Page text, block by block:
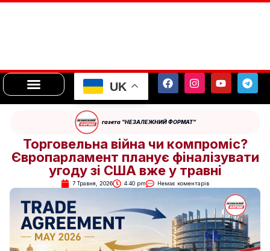
UK
газета "НЕЗАЛЕЖНИЙ ФОРМАТ"
Торговельна війна чи компроміс?
Європарламент планує фіналізувати
угоду зі США вже у травні
7 Травня, 2026 4:40 pm Немає коментарів